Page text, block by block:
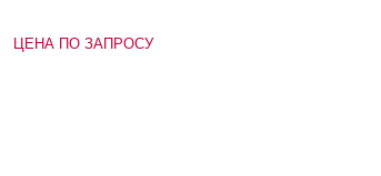
ЦЕНА ПО ЗАПРОСУ